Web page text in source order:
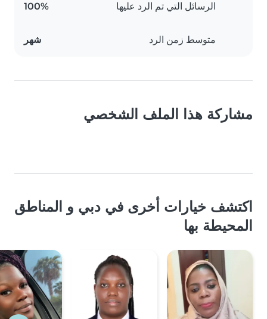
الرسائل التي تم الرد عليها 100%
متوسط زمن الرد شهر
مشاركة هذا الملف الشخصي
اكتشف خيارات أخرى في دبي و المناطق
المحيطة بها